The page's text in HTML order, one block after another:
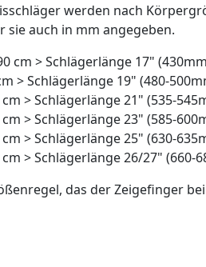
werden nach
auch in mm angegeben.
cm > Schlägerlänge 17"
> Schlägerlänge 19" (480-
> Schlägerlänge 21" (535-
> Schlägerlänge 23" (585-
> Schlägerlänge 25" (630-
> Schlägerlänge 26/27" (660-
das der Zeigefinger